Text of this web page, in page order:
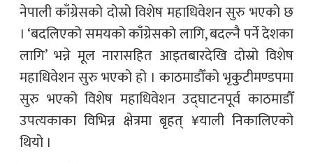
नेपाली काँग्रेसको दोस्रो विशेष महाधिवेशन सुरु भएको छ
। ‘बदलिएको समयको काँग्रेसको लागि, बदल्नै पर्ने देशका
लागि’ भन्ने मूल नारासहित आइतबारदेखि दोस्रो विशेष
महाधिवेशन सुरु भएको हो । काठमाडौँको भृकुुटीमण्डपमा
सुरु भएको विशेष महाधिवेशन उद्घाटनपूर्व काठमाडौँ
उपत्यकाका विभिन्न क्षेत्रमा बृहत् ¥याली निकालिएको
थियो ।